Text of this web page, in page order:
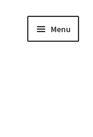
Menu